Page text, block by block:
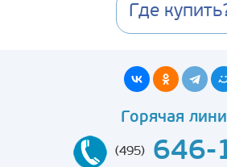
Где
Горячая
(495) 646-